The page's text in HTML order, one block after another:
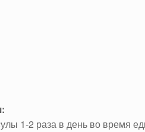
1-2 раза в день во время